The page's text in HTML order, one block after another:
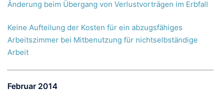
Änderung beim Übergang von Verlustvorträgen im Erbfall
Keine Aufteilung der Kosten für ein abzugsfähiges
Arbeitszimmer bei Mitbenutzung für nichtselbständige
Arbeit
Februar 2014